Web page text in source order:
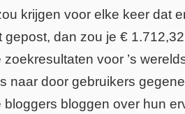
krijgen voor elke keer dat
gepost, dan zou je €
voor ’s
naar door gebruikers
bloggers bloggen over hun